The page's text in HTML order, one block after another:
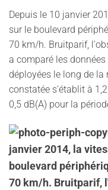
Depuis le 10 janvier
sur le boulevard
70 km/h. Bruitparif,
a comparé les
déployées le long de
constatée s'établit à
0,5 dB(A) pour la
janvier 2014, la
boulevard
70 km/h. Bruitparif,